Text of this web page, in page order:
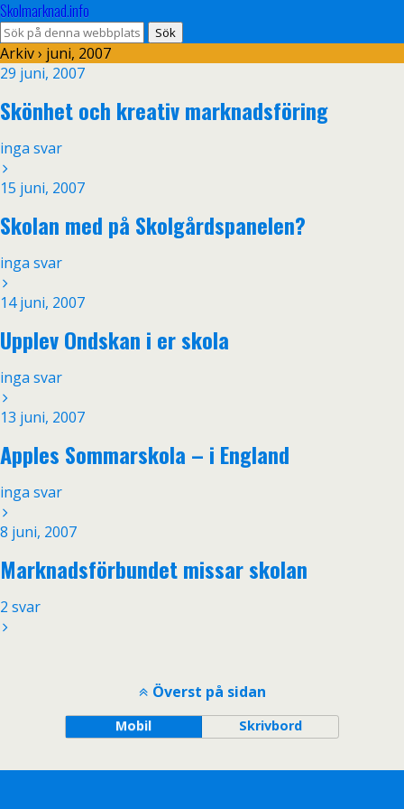
Skolmarknad.info
Arkiv › juni, 2007
29 juni, 2007
Skönhet och kreativ marknadsföring
inga svar
15 juni, 2007
Skolan med på Skolgårdspanelen?
inga svar
14 juni, 2007
Upplev Ondskan i er skola
inga svar
13 juni, 2007
Apples Sommarskola – i England
inga svar
8 juni, 2007
Marknadsförbundet missar skolan
2 svar
Överst på sidan
Mobil Skrivbord